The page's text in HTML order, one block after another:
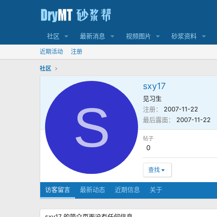
社区 最新消息 视频图片 砂浆资料
近期活动 注册
社区
S
sxy17
见习生
注册
2007-11-22
最后露面
2007-11-22
帖子
0
查找
访客留言 最新动态 近期信息 关于